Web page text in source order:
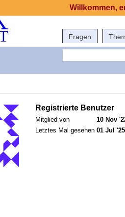
Fragen
Registrierte Benutzer
Mitglied von
10 Nov
Letztes Mal gesehen 01 Jul
Willkommen,